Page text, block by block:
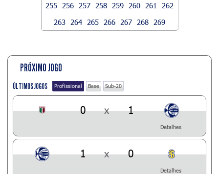
255
256 257 258 259 260 261
262
263
264 265 266 267 268 269
PRÓXIMO JOGO
ÚLTIMOS JOGOS Profissional Base Sub-20
0 x 1
Detalhes
1 x 0
Detalhes